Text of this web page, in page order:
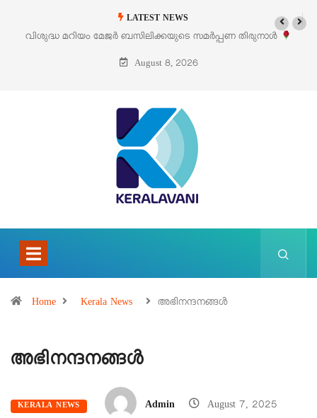
LATEST NEWS
മറിയം മേജർ ബസിലിക്കയുടെ സമർപ്പണ തിരുനാൾ
ഓഗസ്റ്റ് 5 –
August 8, 2026
Home Kerala News അഭിനന്ദനങ്ങള്‍
അഭിനന്ദനങ്ങള്‍
KERALA NEWS Admin
August 7, 2025